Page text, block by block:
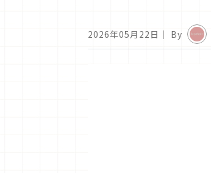
2026年05月22日 ｜ By